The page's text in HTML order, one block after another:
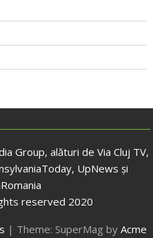
Group, alături de Via Cluj TV,
UpNews și
reserved 2020
| Theme: SuperMag by Acme